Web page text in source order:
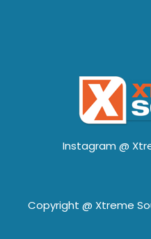
Instagram @
Copyright @ Xtreme